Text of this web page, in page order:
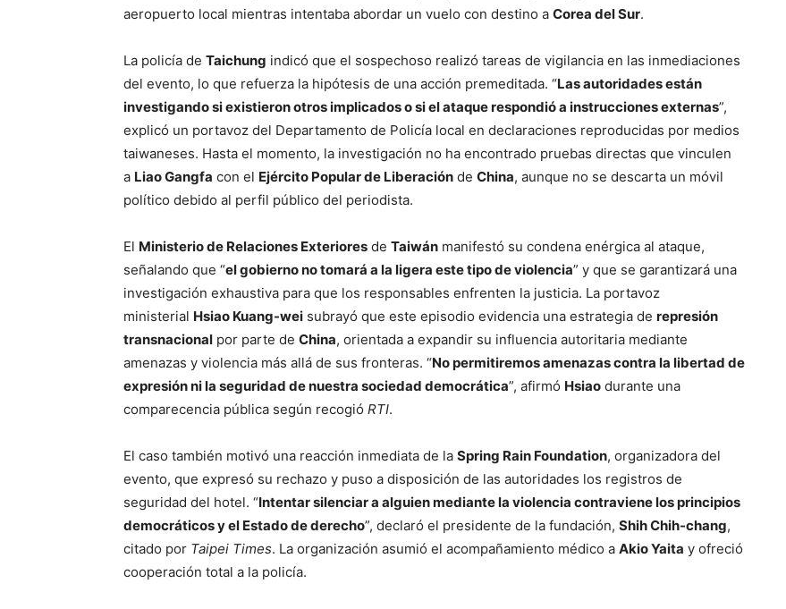
aeropuerto local mientras intentaba abordar un vuelo con destino a Corea del Sur.
La policía de Taichung indicó que el sospechoso realizó tareas de vigilancia en las inmediaciones
del evento, lo que refuerza la hipótesis de una acción premeditada. “Las autoridades están
investigando si existieron otros implicados o si el ataque respondió a instrucciones externas”,
explicó un portavoz del Departamento de Policía local en declaraciones reproducidas por medios
taiwaneses. Hasta el momento, la investigación no ha encontrado pruebas directas que vinculen
a Liao Gangfa con el Ejército Popular de Liberación de China, aunque no se descarta un móvil
político debido al perfil público del periodista.
El Ministerio de Relaciones Exteriores de Taiwán manifestó su condena enérgica al ataque,
señalando que “el gobierno no tomará a la ligera este tipo de violencia” y que se garantizará una
investigación exhaustiva para que los responsables enfrenten la justicia. La portavoz
ministerial Hsiao Kuang-wei subrayó que este episodio evidencia una estrategia de represión
transnacional por parte de China, orientada a expandir su influencia autoritaria mediante
amenazas y violencia más allá de sus fronteras. “No permitiremos amenazas contra la libertad de
expresión ni la seguridad de nuestra sociedad democrática”, afirmó Hsiao durante una
comparecencia pública según recogió RTI.
El caso también motivó una reacción inmediata de la Spring Rain Foundation, organizadora del
evento, que expresó su rechazo y puso a disposición de las autoridades los registros de
seguridad del hotel. “Intentar silenciar a alguien mediante la violencia contraviene los principios
democráticos y el Estado de derecho”, declaró el presidente de la fundación, Shih Chih-chang,
citado por Taipei Times. La organización asumió el acompañamiento médico a Akio Yaita y ofreció
cooperación total a la policía.